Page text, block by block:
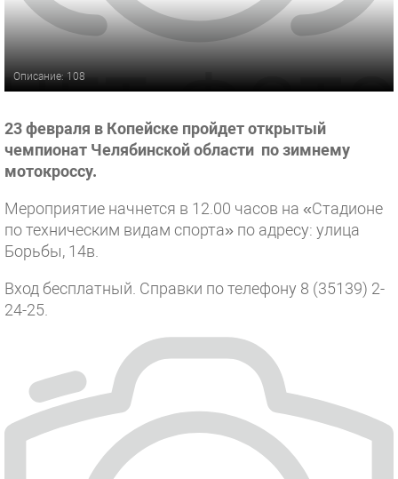
Описание: 108
23 февраля в Копейске пройдет открытый
чемпионат Челябинской области по зимнему
мотокроссу.
Мероприятие начнется в 12.00 часов на «Стадионе
по техническим видам спорта» по адресу: улица
Борьбы, 14в.
Вход бесплатный. Справки по телефону 8 (35139) 2-
24-25.